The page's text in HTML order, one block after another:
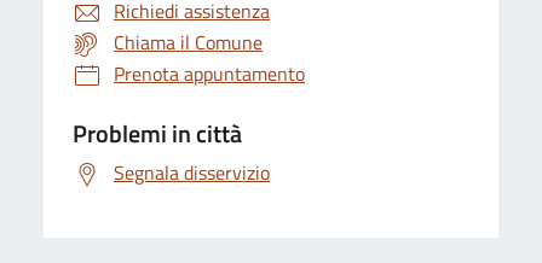
Richiedi assistenza
Chiama il Comune
Prenota appuntamento
Problemi in città
Segnala disservizio